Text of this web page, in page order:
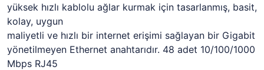
yüksek hızlı kablolu ağlar kurmak için tasarlanmış, basit,
kolay, uygun
maliyetli ve hızlı bir internet erişimi sağlayan bir Gigabit
yönetilmeyen Ethernet anahtarıdır. 48 adet 10/100/1000
Mbps RJ45